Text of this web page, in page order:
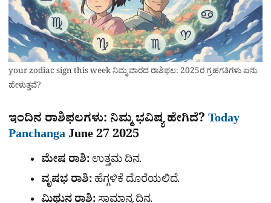
your zodiac sign this week ನಿಮ್ಮ ವಾರದ ರಾಶಿಫಲ: 2025ರ ಗ್ರಹಗತಿಗಳು ಏನು
ಹೇಳುತ್ತವೆ?
ಇಂದಿನ ರಾಶಿಫಲಗಳು: ನಿಮ್ಮ ಭವಿಷ್ಯ ಹೇಗಿದೆ?Today
PanchangaJune 27 2025
ಮೇಷ ರಾಶಿ:ಉತ್ತಮ ದಿನ.
ವೃಷಭ ರಾಶಿ:ಹೆಗ್ಗಳಿಕೆ ದೊರೆಯಲಿದೆ.